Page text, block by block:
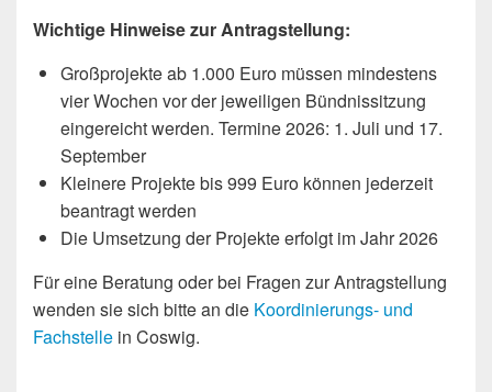
Wichtige Hinweise zur Antragstellung:
Großprojekte ab 1.000 Euro müssen mindestens
vier Wochen vor der jeweiligen Bündnissitzung
eingereicht werden. Termine 2026: 1. Juli und 17.
September
Kleinere Projekte bis 999 Euro können jederzeit
beantragt werden
Die Umsetzung der Projekte erfolgt im Jahr 2026
Für eine Beratung oder bei Fragen zur Antragstellung
wenden sie sich bitte an die Koordinierungs- und
Fachstelle in Coswig.